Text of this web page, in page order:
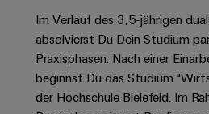
Gebäudeinfrastruktur
Lösungen
für
die
spezifischen
Building
Smart
Metering
Weidmüller
Elektronik
Koppelrelais
&
Halbleiterrelais
PCB
Connector
Services
Akkreditiertes
Webshop
Preisliste
Kataloganforderung
Länder
Management
Informationen
und
und
Schüler
Ausbildung
Duales
Im Verlauf des 3,5-jährigen
absolvierst Du Dein Studium
Praxisphasen. Nach einer
beginnst Du das Studium
der Hochschule Bielefeld. Im